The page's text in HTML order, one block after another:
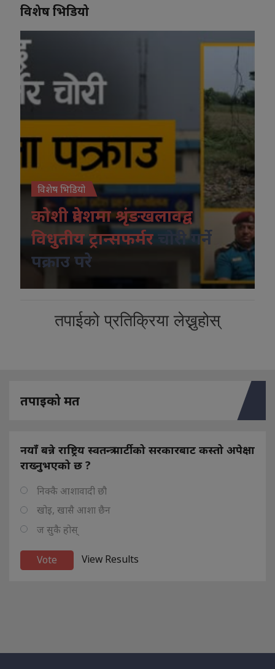
विशेष भिडियो
विशेष भिडियो
कोशी प्रदेशमा श्रृंङखलावद्व
विधुतीय ट्रान्सफर्मर
चोरी गर्ने
पक्राउ परे
तपाईको प्रतिक्रिया लेख्नुहोस्
तपाइको मत
नयाँ बन्ने राष्ट्रिय स्वतन्त्र पार्टीको सरकारबाट कस्तो अपेक्षा
राख्नुभएको छ ?
निक्कै आशावादी छौ
खोइ, खासै आशा छैन
ज सुकै होस्
View Results